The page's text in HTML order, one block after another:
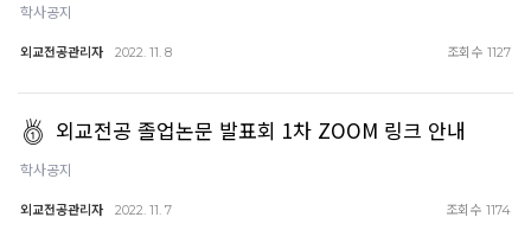
학사공지
외교전공관리자 2022. 11. 8 조회수 1127
외교전공 졸업논문 발표회 1차 ZOOM 링크 안내
학사공지
외교전공관리자 2022. 11. 7 조회수 1174